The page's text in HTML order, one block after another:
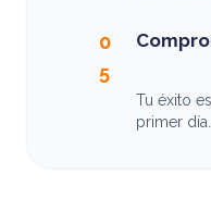
0
5
Tu éxito
primer día.